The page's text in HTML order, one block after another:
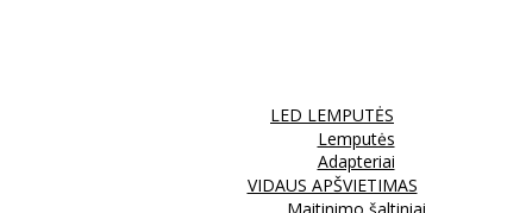
LED LEMPUTĖS
Lemputės
Adapteriai
VIDAUS APŠVIETIMAS
Maitinimo šaltiniai